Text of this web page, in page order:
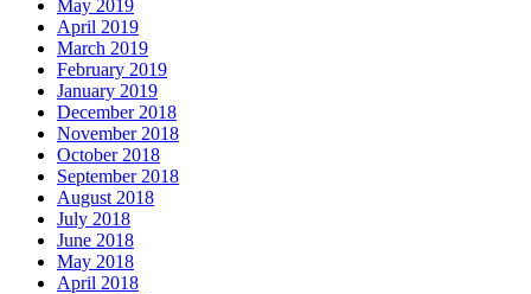
May 2019
April 2019
March 2019
February 2019
January 2019
December 2018
November 2018
October 2018
September 2018
August 2018
July 2018
June 2018
May 2018
April 2018